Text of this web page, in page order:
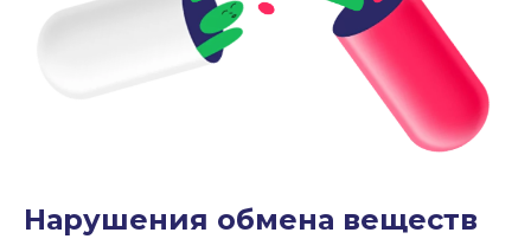
Нарушения обмена веществ